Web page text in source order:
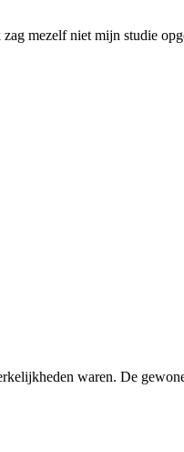
mezelf niet mijn studie
waren. De